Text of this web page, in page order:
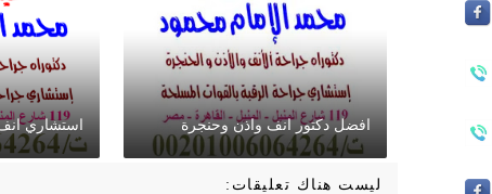
افضل دكتور انف واذن وحنجرة استشاري
ليست هناك تعليقات: